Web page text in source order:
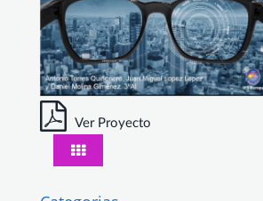
Ver Proyecto